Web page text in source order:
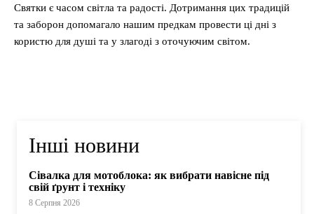
Святки є часом світла та радості. Дотримання цих традицій
та заборон допомагало нашим предкам провести ці дні з
користю для душі та у злагоді з оточуючим світом.
Інші новини
Сівалка для мотоблока: як вибрати навісне під
свій ґрунт і техніку
8 Серпня 2026